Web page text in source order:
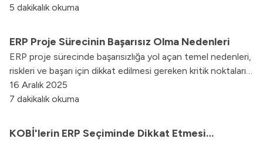
çözümdür. Bu sistemler, finansal süreçleri entegre ederek,
daha etkili bir şekilde uygulama imkanı sunar.
5 dakikalık okuma
ERP Proje Sürecinin Başarısız Olma Nedenleri
ERP proje sürecinde başarısızlığa yol açan temel nedenleri,
riskleri ve başarı için dikkat edilmesi gereken kritik noktaları
ele aldık.
16 Aralık 2025
7 dakikalık okuma
KOBİ'lerin ERP Seçiminde Dikkat Etmesi